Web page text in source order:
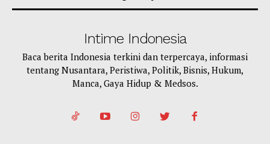
Intime Indonesia
Baca berita Indonesia terkini dan terpercaya, informasi
tentang Nusantara, Peristiwa, Politik, Bisnis, Hukum,
Manca, Gaya Hidup & Medsos.